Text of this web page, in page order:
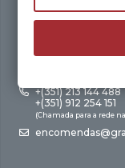
+(351) 213 144 488
+(351) 912 254 151
(Chamada para a rede